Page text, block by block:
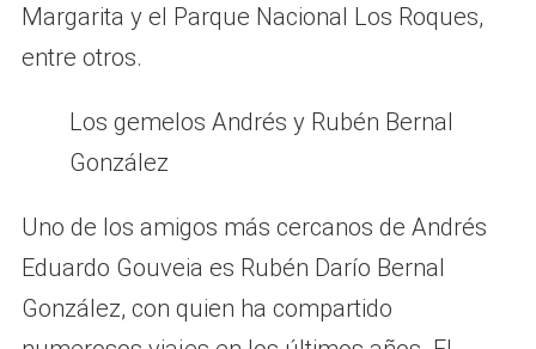
Margarita y el Parque Nacional Los Roques,
entre otros.
Los gemelos Andrés y Rubén Bernal
González
Uno de los amigos más cercanos de Andrés
Eduardo Gouveia es Rubén Darío Bernal
González, con quien ha compartido